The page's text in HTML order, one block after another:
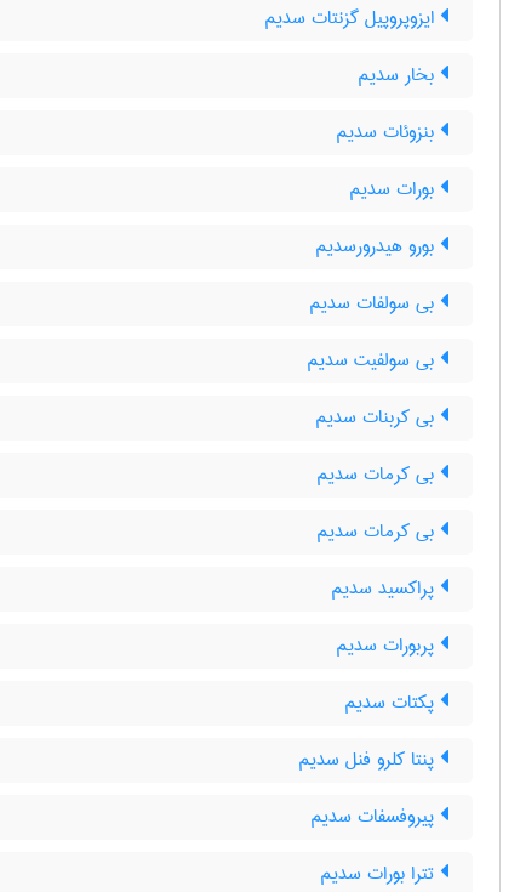
ایزوپروپیل گزنتات سدیم
بخار سدیم
بنزوئات سدیم
بورات سدیم
بورو هیدرورسدیم
بی سولفات سدیم
بی سولفیت سدیم
بی کربنات سدیم
بی کرمات سدیم
بی کرمات سدیم
پراکسید سدیم
پربورات سدیم
پکتات سدیم
پنتا کلرو فنل سدیم
پیروفسفات سدیم
تترا بورات سدیم